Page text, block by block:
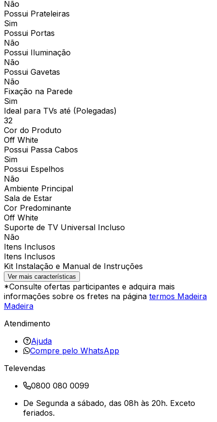
Não
Possui Prateleiras
Sim
Possui Portas
Não
Possui Iluminação
Não
Possui Gavetas
Não
Fixação na Parede
Sim
Ideal para TVs até (Polegadas)
32
Cor do Produto
Off White
Possui Passa Cabos
Sim
Possui Espelhos
Não
Ambiente Principal
Sala de Estar
Cor Predominante
Off White
Suporte de TV Universal Incluso
Não
Itens Inclusos
Itens Inclusos
Kit Instalação e Manual de Instruções
Ver mais características
*Consulte ofertas participantes e adquira mais
informações sobre os fretes na página termos Madeira
Madeira
Atendimento
Ajuda
Compre pelo WhatsApp
Televendas
0800 080 0099
De Segunda a sábado, das 08h às 20h. Exceto
feriados.